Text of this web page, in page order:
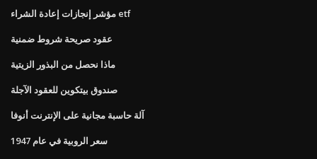
مؤشر إنجازات إعادة الشراء etf
عقود صريحة شروط ضمنية
ماذا نحصل من البذور الزيتية
صندوق بيتكوين للعقود الآجلة
آلة حاسبة مجانية على الإنترنت أنوفا
سعر الروبية في عام 1947